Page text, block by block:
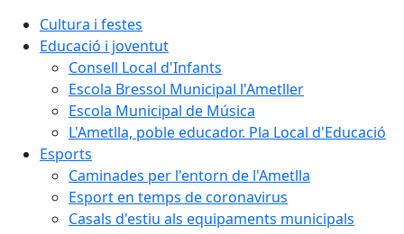
Cultura i festes
Educació i joventut
Consell Local d'Infants
Escola Bressol Municipal l'Ametller
Escola Municipal de Música
L'Ametlla, poble educador. Pla Local d'Educació
Esports
Caminades per l'entorn de l'Ametlla
Esport en temps de coronavirus
Casals d'estiu als equipaments municipals